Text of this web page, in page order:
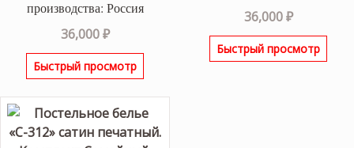
производства: Россия
36,000₽
Быстрый просмотр
36,000₽
Быстрый просмотр